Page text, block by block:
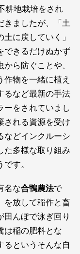
耕地栽培をされ
きましたが、「土
に戻していく」
できるだけぬかず
ら防ぐことや、
作物を一緒に植え
るなど最新の手法
ーをされていまし
される資源を受け
などインクルーシ
た多様な取り組み
す。
名な合鴨農法で
を放して稲作と畜
田んぼで泳ぎ回り
は稲の肥料とな
るというそんな自